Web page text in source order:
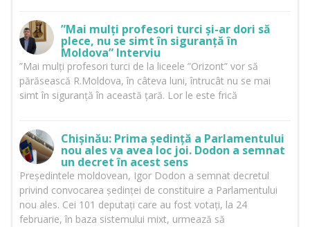
”Mai mulți profesori turci și-ar dori să
plece, nu se simt în siguranță în
Moldova” Interviu
”Mai mulți profesori turci de la liceele ”Orizont” vor să
părăsească R.Moldova, în câteva luni, întrucât nu se mai
simt în siguranță în această țară. Lor le este frică
Chișinău: Prima ședință a Parlamentului
nou ales va avea loc joi. Dodon a semnat
un decret în acest sens
Președintele moldovean, Igor Dodon a semnat decretul
privind convocarea ședinței de constituire a Parlamentului
nou ales. Cei 101 deputați care au fost votați, la 24
februarie, în baza sistemului mixt, urmează să